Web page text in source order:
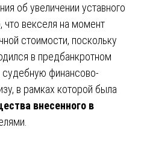
об увеличении уставного
что векселя на момент
стоимости, поскольку
в предбанкротном
судебную финансово-
в рамках которой была
внесенного в